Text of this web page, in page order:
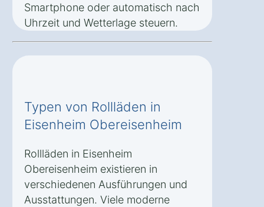
Smartphone oder automatisch nach
Uhrzeit und Wetterlage steuern.
Typen von Rollläden in
Eisenheim Obereisenheim
Rollläden in Eisenheim
Obereisenheim existieren in
verschiedenen Ausführungen und
Ausstattungen. Viele moderne